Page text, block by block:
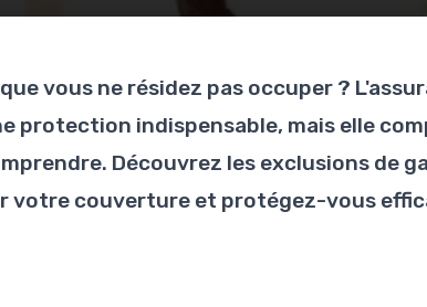
vous ne résidez pas occuper ?
protection indispensable, mais elle
Découvrez les exclusions de
votre couverture et protégez-vous